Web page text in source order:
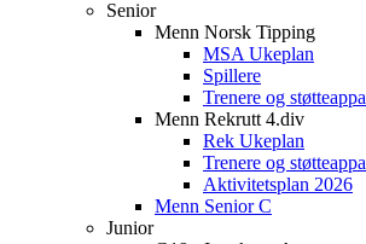
Senior
Menn Norsk Tipping
MSA Ukeplan
Spillere
Trenere og
Menn Rekrutt 4.div
Rek Ukeplan
Trenere og
Aktivitetsplan 2026
Menn Senior C
Junior